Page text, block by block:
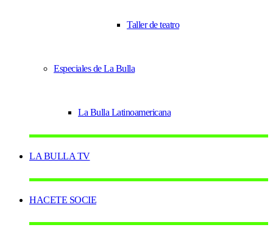
Taller de teatro
Especiales de La Bulla
La Bulla Latinoamericana
LA BULLA TV
HACETE SOCIE